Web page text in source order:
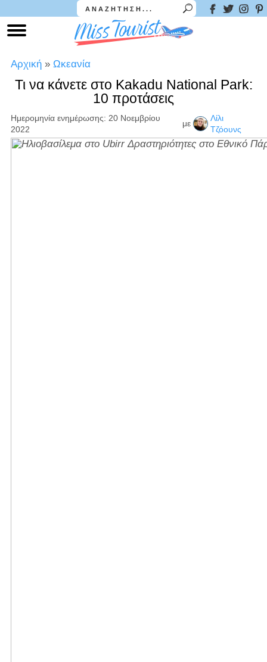
Αρχική » Ωκεανία
Τι να κάνετε στο Kakadu National Park:
10 προτάσεις
Ημερομηνία ενημέρωσης: 20 Νοεμβρίου
2022
με
Λίλι
Τζόουνς